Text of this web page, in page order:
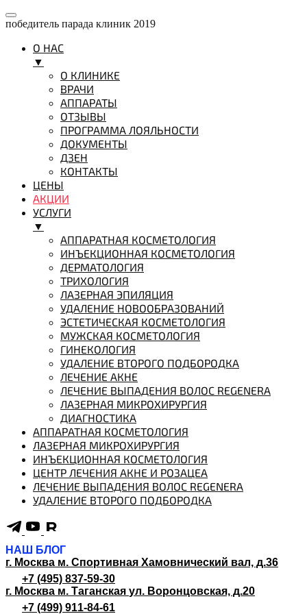
победитель парада клиник 2019
О НАС
▼
О КЛИНИКЕ
ВРАЧИ
АППАРАТЫ
ОТЗЫВЫ
ПРОГРАММА ЛОЯЛЬНОСТИ
ДОКУМЕНТЫ
ДЗЕН
КОНТАКТЫ
ЦЕНЫ
АКЦИИ
УСЛУГИ
▼
АППАРАТНАЯ КОСМЕТОЛОГИЯ
ИНЪЕКЦИОННАЯ КОСМЕТОЛОГИЯ
ДЕРМАТОЛОГИЯ
ТРИХОЛОГИЯ
ЛАЗЕРНАЯ ЭПИЛЯЦИЯ
УДАЛЕНИЕ НОВООБРАЗОВАНИЙ
ЭСТЕТИЧЕСКАЯ КОСМЕТОЛОГИЯ
МУЖСКАЯ КОСМЕТОЛОГИЯ
ГИНЕКОЛОГИЯ
УДАЛЕНИЕ ВТОРОГО ПОДБОРОДКА
ЛЕЧЕНИЕ АКНЕ
ЛЕЧЕНИЕ ВЫПАДЕНИЯ ВОЛОС REGENERA
ЛАЗЕРНАЯ МИКРОХИРУРГИЯ
ДИАГНОСТИКА
АППАРАТНАЯ КОСМЕТОЛОГИЯ
ЛАЗЕРНАЯ МИКРОХИРУРГИЯ
ИНЪЕКЦИОННАЯ КОСМЕТОЛОГИЯ
ЦЕНТР ЛЕЧЕНИЯ АКНЕ И РОЗАЦЕА
ЛЕЧЕНИЕ ВЫПАДЕНИЯ ВОЛОС REGENERA
УДАЛЕНИЕ ВТОРОГО ПОДБОРОДКА
НАШ БЛОГ
г. Москва м. Спортивная Хамовнический вал, д.36
+7 (495) 837-59-30
г. Москва м. Таганская ул. Воронцовская, д.20
+7 (499) 911-84-61